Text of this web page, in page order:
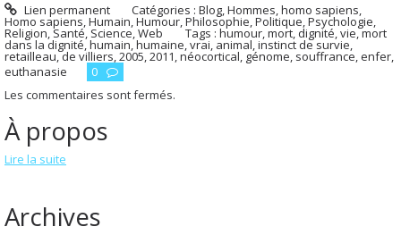
Lien permanent Catégories :Blog ,Hommes, homo sapiens
Homo sapiens Humain Humour Philosophie Politique Psychologie
Religion Santé Science Web Tags : humour, mort, dignité vie,mort
dans la dignité,humain,humaine vrai animal instinct de survie
retailleau,de villiers 2005 2011 néocortical génome souffrance enfer
euthanasie
0
Les commentaires sont fermés.
À propos
Lire la suite
Archives